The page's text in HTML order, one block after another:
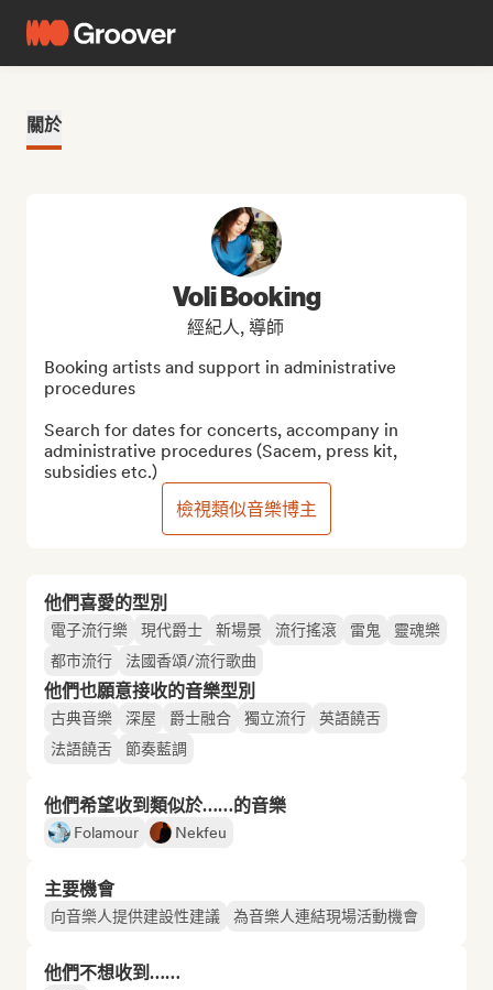
關於
他們喜愛的型別
電子流行樂 現代爵士 新場景 流行搖滾 雷鬼
靈魂樂
都市流行
法國香頌/流行歌曲
他們也願意接收的音樂型別
古典音樂 深屋 爵士融合 獨立流行
英語饒舌
法語饒舌
節奏藍調
他們希望收到類似於……的音樂
Folamour Nekfeu
主要機會
向音樂人提供建設性建議 為音樂人連結現場活動機會
他們不想收到……
Voli Booking
經紀人, 導師
Booking artists and support in administrative
procedures
Search for dates for concerts, accompany in
administrative procedures (Sacem, press kit,
subsidies etc.)
檢視類似音樂博主